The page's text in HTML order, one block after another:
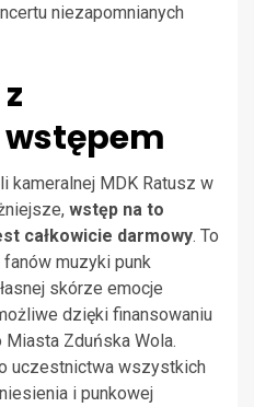
niezapomnianych
kameralnej MDK Ratusz w
wstęp na to
całkowicie darmowy. To
muzyki punk
skórze emocje
dzięki finansowaniu
Zduńska Wola.
uczestnictwa wszystkich
i punkowej